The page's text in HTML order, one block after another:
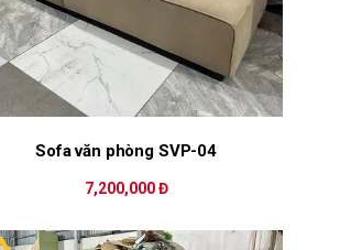
Sofa văn phòng SVP-04
7,200,000 Đ